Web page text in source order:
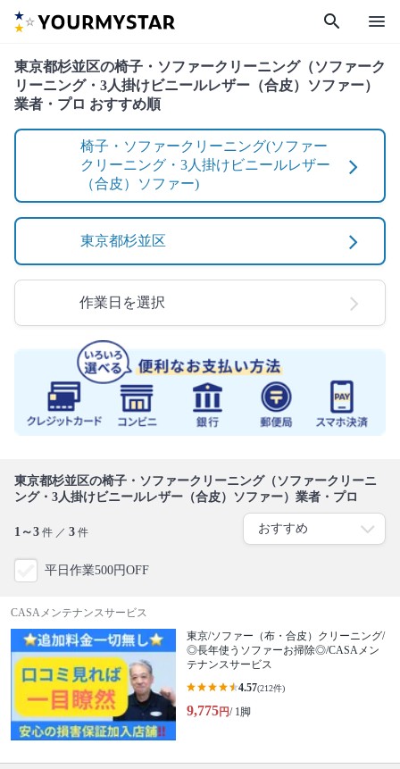
search menu
東京都杉並区の椅子・ソファークリーニング（ソファーク
リーニング・3人掛けビニールレザー（合皮）ソファー）
業者・プロ おすすめ順
椅子・ソファークリーニング(ソファー
クリーニング・3人掛けビニールレザー
（合皮）ソファー)
東京都杉並区
作業日を選択
東京都杉並区の椅子・ソファークリーニング（ソファークリーニ
ング・3人掛けビニールレザー（合皮）ソファー）業者・プロ
1～3 件 ／ 3 件
平日作業500円OFF
CASAメンテナンスサービス
東京/ソファー（布・合皮）クリーニング/
◎長年使うソファーお掃除◎/CASAメン
テナンスサービス
4.57(212件)
9,775円/ 1脚